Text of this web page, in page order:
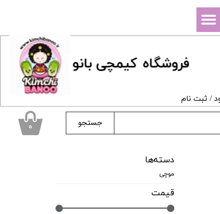
فروشگاه کیمچی بانو
جستجو
/ ثبت نام
حساب کاربری من
سفارشات
۰
دسته‌ها
موچی
قیمت